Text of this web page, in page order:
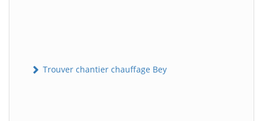
Trouver chantier chauffage Bey